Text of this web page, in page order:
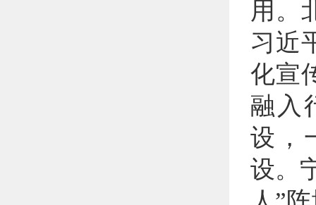
用。
习近
化宣
融入
设，
设。